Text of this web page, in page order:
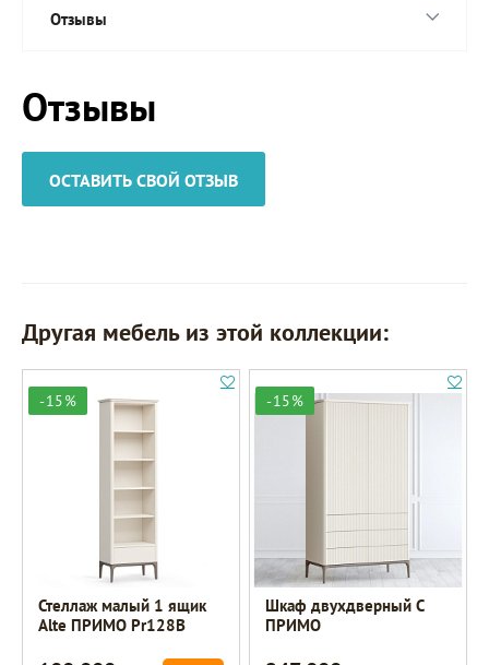
Отзывы
Отзывы
ОСТАВИТЬ СВОЙ ОТЗЫВ
Другая мебель из этой коллекции:
-15%
Стеллаж малый 1 ящик
Alte ПРИМО Pr128B
-15%
Шкаф двухдверный C
ПРИМО